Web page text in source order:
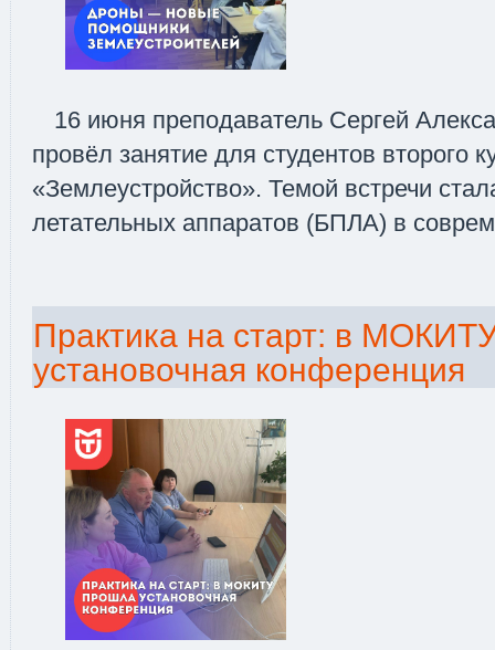
16 июня преподаватель Сергей
провёл занятие для студентов второго
«Землеустройство». Темой встречи
летательных аппаратов (БПЛА) в
Практика на старт: в
установочная конференция